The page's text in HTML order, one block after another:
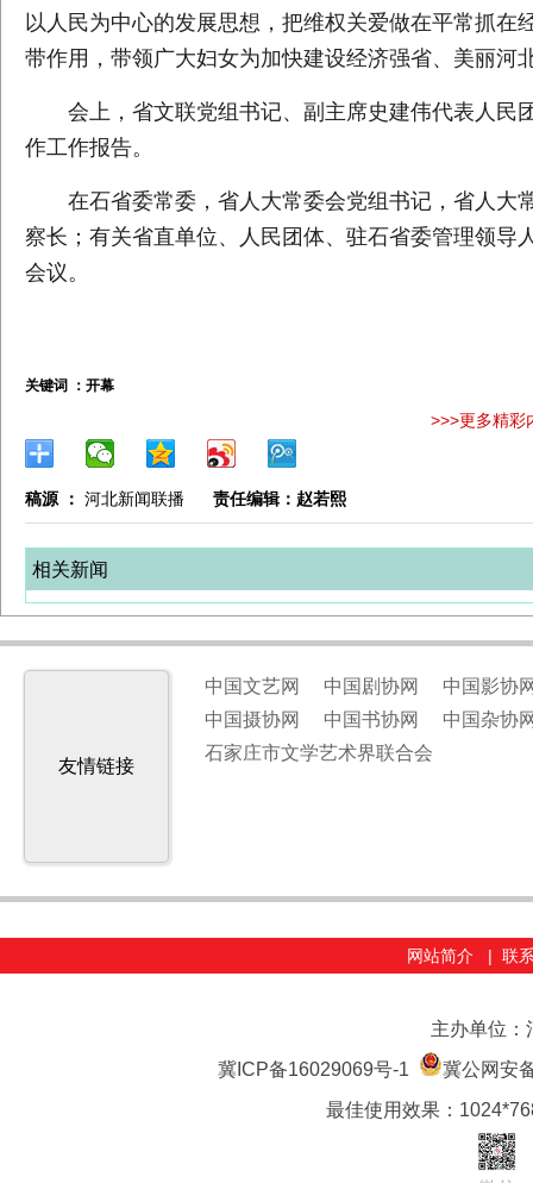
以人民为中心的发展思想，把维权关爱做在平常抓
带作用，带领广大妇女为加快建设经济强省、美丽
会上，省文联党组书记、副主席史建伟代表人民
作工作报告。
在石省委常委，省人大常委会党组书记，省人大
察长；有关省直单位、人民团体、驻石省委管理领
会议。
关键词 ： 开幕
>>>更多精彩
稿源 ： 河北新闻联播 责任编辑：赵若熙
相关新闻
友情链接
中国文艺网 中国剧协网
中国影协
中国摄协网
中国书协网
中国杂协
石家庄市文学艺术界联合会
网站简介 | 联
主办单位：
冀ICP备16029069号-1
冀公网安
最佳使用效果：